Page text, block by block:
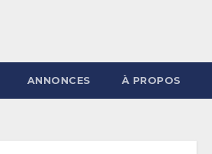
ANNONCES À PROPOS